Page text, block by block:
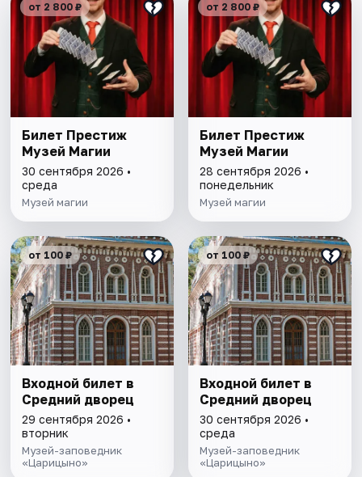
от 2 800 ₽
Билет Престиж
Музей Магии
30 сентября 2026 •
среда
Музей магии
от 2 800 ₽
Билет Престиж
Музей Магии
28 сентября 2026 •
понедельник
Музей магии
от 100 ₽
Входной билет в
Средний дворец
29 сентября 2026 •
вторник
Музей-заповедник
«Царицыно»
от 100 ₽
Входной билет в
Средний дворец
30 сентября 2026 •
среда
Музей-заповедник
«Царицыно»